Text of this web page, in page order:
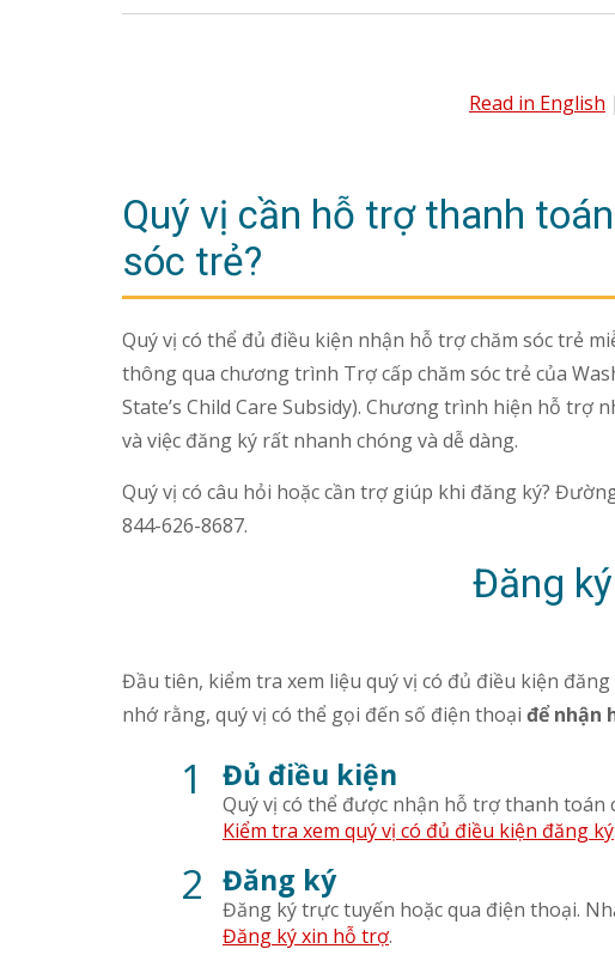
Read in English |
Quý vị cần hỗ trợ thanh
sóc trẻ?
Quý vị có thể đủ điều kiện nhận hỗ trợ chăm sóc trẻ
thông qua chương trình Trợ cấp chăm sóc trẻ của
State’s Child Care Subsidy). Chương trình hiện hỗ
và việc đăng ký rất nhanh chóng và dễ dàng.
Quý vị có câu hỏi hoặc cần trợ giúp khi đăng ký?
844-626-8687.
Đăng
Đầu tiên, kiểm tra xem liệu quý vị có đủ điều kiện
nhớ rằng, quý vị có thể gọi đến số điện thoại để nhận
1 Đủ điều kiện
Quý vị có thể được nhận hỗ trợ thanh toán
Kiểm tra xem quý vị có đủ điều kiện đăng ký.
2 Đăng ký
Đăng ký trực tuyến hoặc qua điện thoại.
Đăng ký xin hỗ trợ.